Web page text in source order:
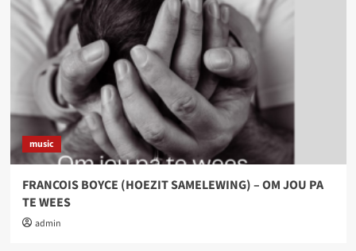
music
FRANCOIS BOYCE (HOEZIT SAMELEWING) – OM JOU PA
TE WEES
admin